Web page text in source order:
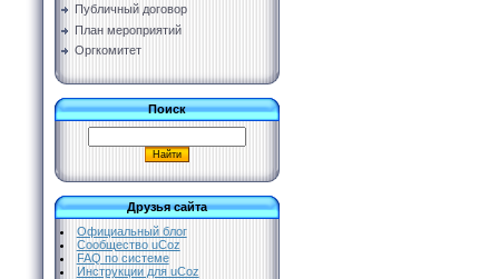
Публичный договор
План мероприятий
Оргкомитет
Поиск
Друзья сайта
Официальный блог
Сообщество uCoz
FAQ по системе
Инструкции для uCoz